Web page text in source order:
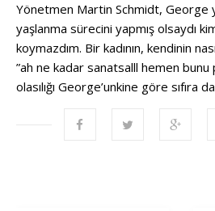
Yönetmen Martin Schmidt, George
yaşlanma sürecini yapmış olsaydı
koymazdım. Bir kadının, kendinin
”ah ne kadar sanatsalll hemen bunu
olasılığı George’unkine göre sıfıra